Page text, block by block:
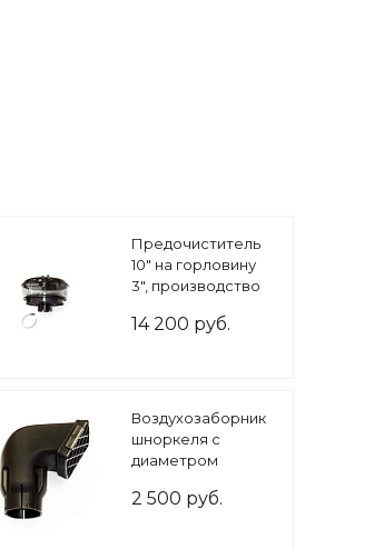
Предочиститель
10" на горловину
3", производство
14 200 руб.
Воздухозаборник
шноркеля с
диаметром
2 500 руб.